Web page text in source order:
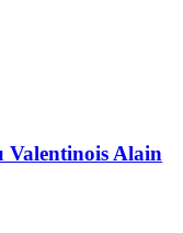
Valentinois Alain